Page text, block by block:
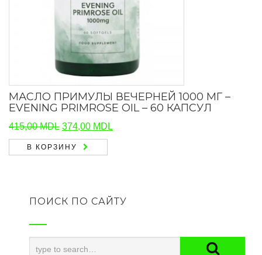
МАСЛО ПРИМУЛЫ ВЕЧЕРНЕЙ 1000 МГ –
EVENING PRIMROSE OIL – 60 КАПСУЛ
415,00MDL Первоначальная
цена
составляла
374,00 MDL
В КОРЗИНУ
ПОИСК ПО САЙТУ